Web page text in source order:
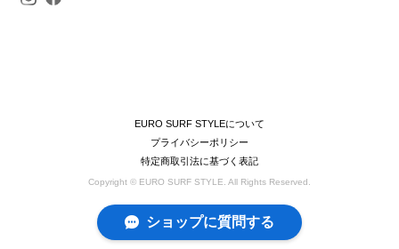
EURO SURF STYLEについて
プライバシーポリシー
特定商取引法に基づく表記
Copyright © EURO SURF STYLE. All Rights Reserved.
ショップに質問する